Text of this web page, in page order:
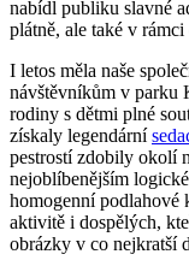
nabídl publiku slavné
plátně, ale také v
I letos měla naše
návštěvníkům v parku
rodiny s dětmi plné
získaly legendární
pestrostí zdobily okolí
nejoblíbenějším
homogenní podlahové
aktivitě i dospělých,
obrázky v co nejkratší